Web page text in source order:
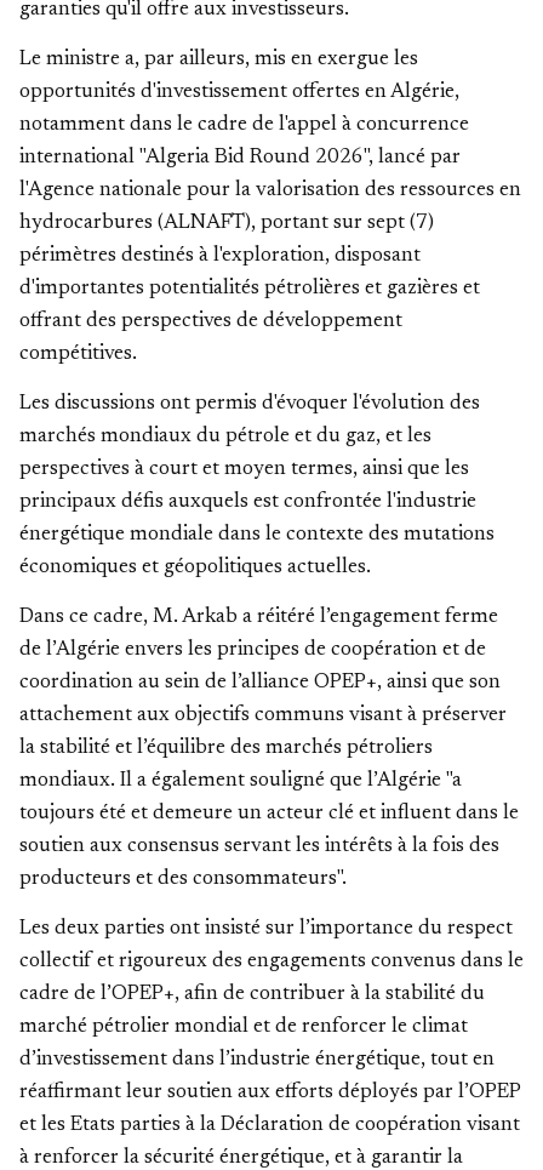
garanties qu'il offre aux investisseurs.
Le ministre a, par ailleurs, mis en exergue les
opportunités d'investissement offertes en Algérie,
notamment dans le cadre de l'appel à concurrence
international "Algeria Bid Round 2026", lancé par
l'Agence nationale pour la valorisation des ressources en
hydrocarbures (ALNAFT), portant sur sept (7)
périmètres destinés à l'exploration, disposant
d'importantes potentialités pétrolières et gazières et
offrant des perspectives de développement
compétitives.
Les discussions ont permis d'évoquer l'évolution des
marchés mondiaux du pétrole et du gaz, et les
perspectives à court et moyen termes, ainsi que les
principaux défis auxquels est confrontée l'industrie
énergétique mondiale dans le contexte des mutations
économiques et géopolitiques actuelles.
Dans ce cadre, M. Arkab a réitéré l’engagement ferme
de l’Algérie envers les principes de coopération et de
coordination au sein de l’alliance OPEP+, ainsi que son
attachement aux objectifs communs visant à préserver
la stabilité et l’équilibre des marchés pétroliers
mondiaux. Il a également souligné que l’Algérie "a
toujours été et demeure un acteur clé et influent dans le
soutien aux consensus servant les intérêts à la fois des
producteurs et des consommateurs".
Les deux parties ont insisté sur l’importance du respect
collectif et rigoureux des engagements convenus dans le
cadre de l’OPEP+, afin de contribuer à la stabilité du
marché pétrolier mondial et de renforcer le climat
d’investissement dans l’industrie énergétique, tout en
réaffirmant leur soutien aux efforts déployés par l’OPEP
et les Etats parties à la Déclaration de coopération visant
à renforcer la sécurité énergétique, et à garantir la